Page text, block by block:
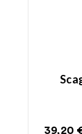
39,20